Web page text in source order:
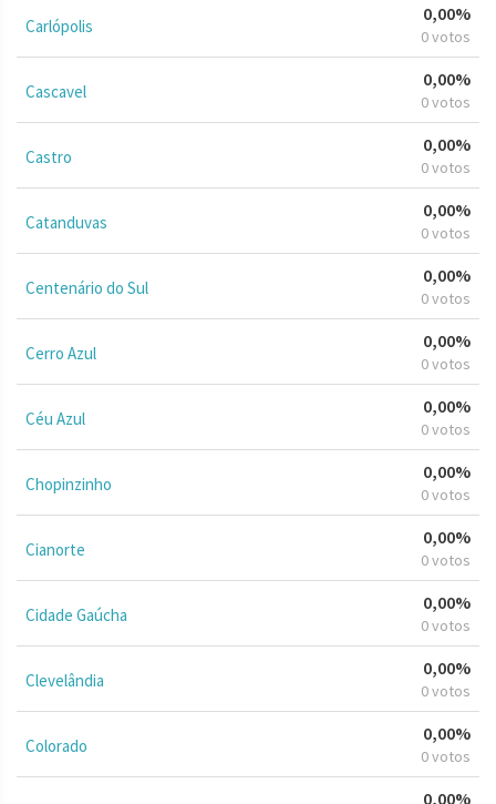
Carlópolis
0,00%
0 votos
Cascavel
0,00%
0 votos
Castro
0,00%
0 votos
Catanduvas
0,00%
0 votos
Centenário do Sul
0,00%
0 votos
Cerro Azul
0,00%
0 votos
Céu Azul
0,00%
0 votos
Chopinzinho
0,00%
0 votos
Cianorte
0,00%
0 votos
Cidade Gaúcha
0,00%
0 votos
Clevelândia
0,00%
0 votos
Colorado
0,00%
0 votos
0,00%